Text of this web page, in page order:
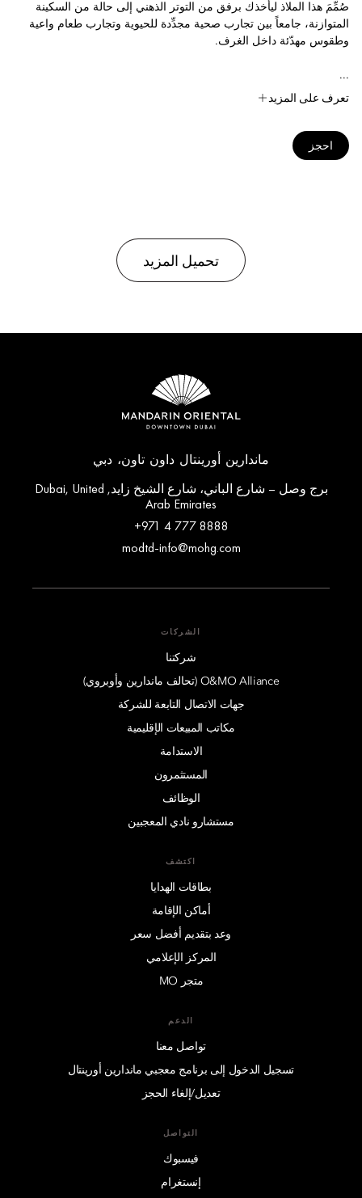
صُمِّمَ هذا الملاذ ليأخذك برفق من التوتر الذهني إلى حالة من السكينة
المتوازنة، جامعاً بين تجارب صحية مجدِّدة للحيوية وتجارب طعام واعية
وطقوس مهدّئة داخل الغرف.
...
تعرف على المزيد
احجز
تحميل المزيد
ماندارين أورينتال داون تاون، دبي
برج وصل – شارع الباني، شارع الشيخ زايد, Dubai, United
Arab Emirates
+971 4 777 8888
modtd-info@mohg.com
الشركات
شركتنا
O&MO Alliance (تحالف ماندارين وأوبروي)
جهات الاتصال التابعة للشركة
مكاتب المبيعات الإقليمية
الاستدامة
المستثمرون
الوظائف
مستشارو نادي المعجبين
اكتشف
بطاقات الهدايا
أماكن الإقامة
وعد بتقديم أفضل سعر
المركز الإعلامي
متجر MO
الدعم
تواصل معنا
تسجيل الدخول إلى برنامج معجبي ماندارين أورينتال
تعديل/إلغاء الحجز
التواصل
فيسبوك
إنستغرام